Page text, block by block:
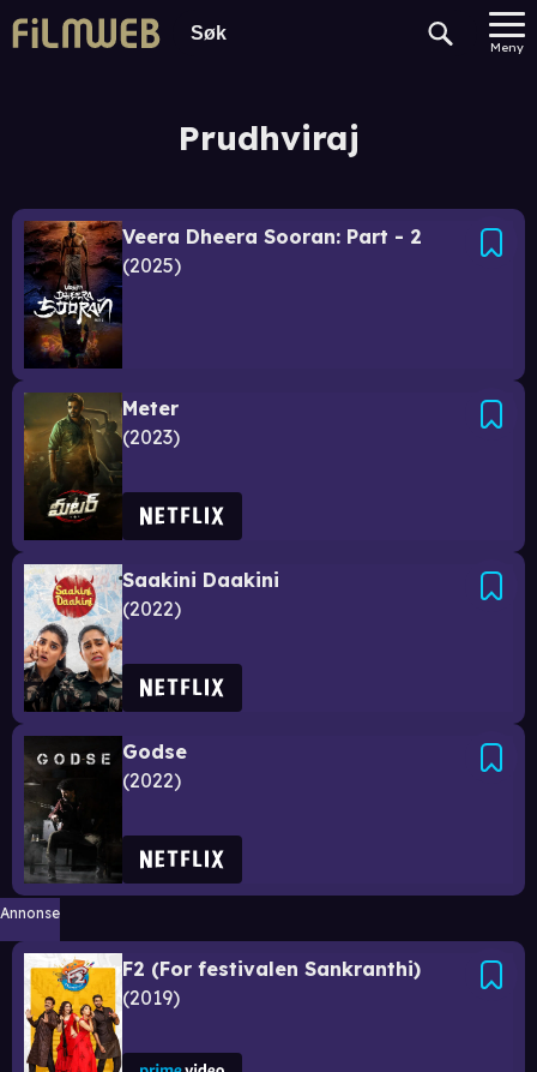
Meny
Prudhviraj
Veera Dheera Sooran: Part - 2
2025
Meter
2023
Saakini Daakini
2022
Godse
2022
Annonse
F2 (For festivalen Sankranthi)
2019